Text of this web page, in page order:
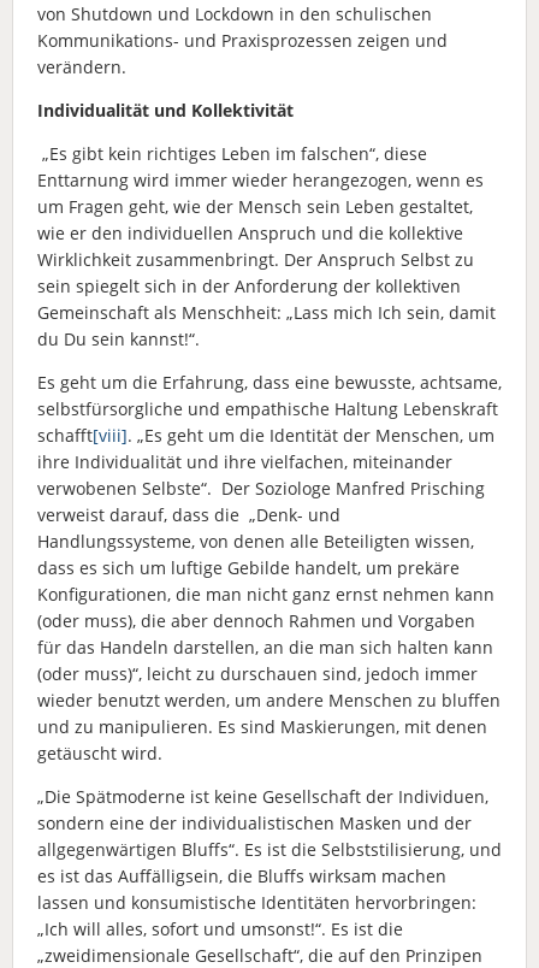
von Shutdown und Lockdown in den schulischen
Kommunikations- und Praxisprozessen zeigen und
verändern.
Individualität und Kollektivität
„Es gibt kein richtiges Leben im falschen“, diese
Enttarnung wird immer wieder herangezogen, wenn es
um Fragen geht, wie der Mensch sein Leben gestaltet,
wie er den individuellen Anspruch und die kollektive
Wirklichkeit zusammenbringt. Der Anspruch Selbst zu
sein spiegelt sich in der Anforderung der kollektiven
Gemeinschaft als Menschheit: „Lass mich Ich sein, damit
du Du sein kannst!“.
Es geht um die Erfahrung, dass eine bewusste, achtsame,
selbstfürsorgliche und empathische Haltung Lebenskraft
schafft[viii]. „Es geht um die Identität der Menschen, um
ihre Individualität und ihre vielfachen, miteinander
verwobenen Selbste“. Der Soziologe Manfred Prisching
verweist darauf, dass die „Denk- und
Handlungssysteme, von denen alle Beteiligten wissen,
dass es sich um luftige Gebilde handelt, um prekäre
Konfigurationen, die man nicht ganz ernst nehmen kann
(oder muss), die aber dennoch Rahmen und Vorgaben
für das Handeln darstellen, an die man sich halten kann
(oder muss)“, leicht zu durschauen sind, jedoch immer
wieder benutzt werden, um andere Menschen zu bluffen
und zu manipulieren. Es sind Maskierungen, mit denen
getäuscht wird.
„Die Spätmoderne ist keine Gesellschaft der Individuen,
sondern eine der individualistischen Masken und der
allgegenwärtigen Bluffs“. Es ist die Selbststilisierung, und
es ist das Auffälligsein, die Bluffs wirksam machen
lassen und konsumistische Identitäten hervorbringen:
„Ich will alles, sofort und umsonst!“. Es ist die
„zweidimensionale Gesellschaft“, die auf den Prinzipen